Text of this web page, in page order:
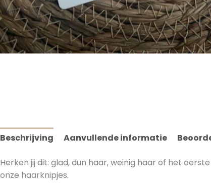
Beschrijving Aanvullende informatie
Herken jij dit: glad, dun haar, weinig haar of het
onze haarknipjes.